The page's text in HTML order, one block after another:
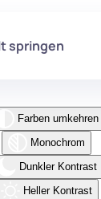
Farben umkehren
Monochrom
Dunkler Kontrast
Heller Kontrast
springen